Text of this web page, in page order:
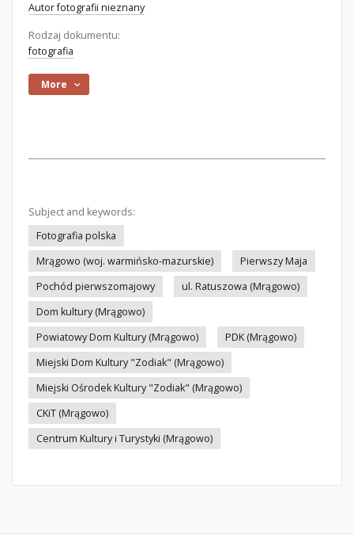
Autor fotografii nieznany
Rodzaj dokumentu:
fotografia
More
Subject and keywords:
Fotografia polska
Mrągowo (woj. warmińsko-mazurskie)
Pierwszy Maja
Pochód pierwszomajowy
ul. Ratuszowa (Mrągowo)
Dom kultury (Mrągowo)
Powiatowy Dom Kultury (Mrągowo)
PDK (Mrągowo)
Miejski Dom Kultury "Zodiak" (Mrągowo)
Miejski Ośrodek Kultury "Zodiak" (Mrągowo)
CKiT (Mrągowo)
Centrum Kultury i Turystyki (Mrągowo)